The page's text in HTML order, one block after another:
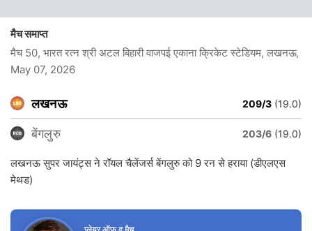
मैच समाप्त
मैच 50, भारत रत्न श्री अटल बिहारी वाजपई एकाना क्रिकेट स्टेडियम, लखनऊ,
May 07, 2026
लखनऊ 209/3 (19.0)
बेंगलुरु 203/6 (19.0)
लखनऊ सुपर जायंट्स ने रॉयल चैलेंजर्स बेंगलुरु को 9 रन से हराया (डीएलएस
मेथड)